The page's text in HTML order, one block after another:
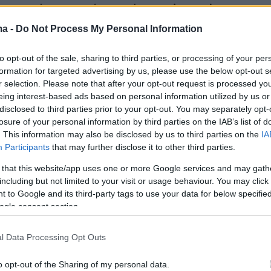
- Do Not Process My Personal Information
opt-out of the sale, sharing to third parties, or processing of your
for targeted advertising by us, please use the below opt-out
selection. Please note that after your opt-out request is processed
interest-based ads based on personal information utilized by us
to third parties prior to your opt-out. You may separately
of your personal information by third parties on the IAB’s list of
This information may also be disclosed by us to third parties on the
Participants that may further disclose it to other third parties.
that this website/app uses one or more Google services and may
but not limited to your visit or usage behaviour. You may
to Google and its third-party tags to use your data for below
consent section.
Data Processing Opt Outs
opt-out of the Sharing of my personal data.
αναφέρουν ότιμετά τη σύσκεψη
κοινή γραμμή για την αντιμετώπιση του
την οριστική επίλυσή του. Παράλληλα, στις
αναμένεται να συνδράμει και η Γενική
Πολιτικής Προστασίας, προκειμένου να
οι απαιτούμενες ενέργειες και να
με ασφάλεια η επιχείρηση απομάκρυνσης
στην απομάκρυνση των μπάζων έχει
και τη δικαστική διερεύνηση της
οι πραγματογνώμονες δεν έχουν ακόμη
να πραγματοποιήσουν
θα αποσαφηνίσει τα ακριβή αίτια της